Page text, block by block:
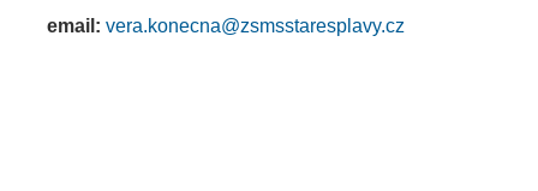
email: vera.konecna@zsmsstaresplavy.cz